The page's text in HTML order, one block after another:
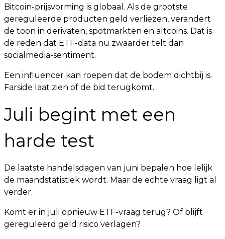
Bitcoin-prijsvorming is globaal. Als de grootste
gereguleerde producten geld verliezen, verandert
de toon in derivaten, spotmarkten en altcoins. Dat is
de reden dat ETF-data nu zwaarder telt dan
socialmedia-sentiment.
Een influencer kan roepen dat de bodem dichtbij is.
Farside laat zien of de bid terugkomt.
Juli begint met een
harde test
De laatste handelsdagen van juni bepalen hoe lelijk
de maandstatistiek wordt. Maar de echte vraag ligt al
verder.
Komt er in juli opnieuw ETF-vraag terug? Of blijft
gereguleerd geld risico verlagen?